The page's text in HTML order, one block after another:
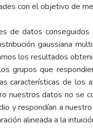
con el objetivo de
de datos
gaussiana
los resultados
grupos que
características de
nuestros datos no se
y respondían a
alineada a la